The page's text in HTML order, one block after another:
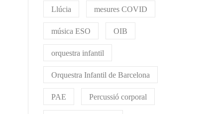
Llúcia mesures COVID
música ESO OIB
orquestra infantil
Orquestra Infantil de Barcelona
PAE Percussió corporal